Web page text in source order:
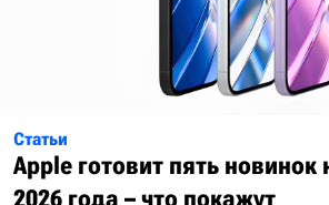
Статьи
Apple готовит пять новинок
2026 года – что покажут